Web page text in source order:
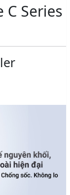
Series